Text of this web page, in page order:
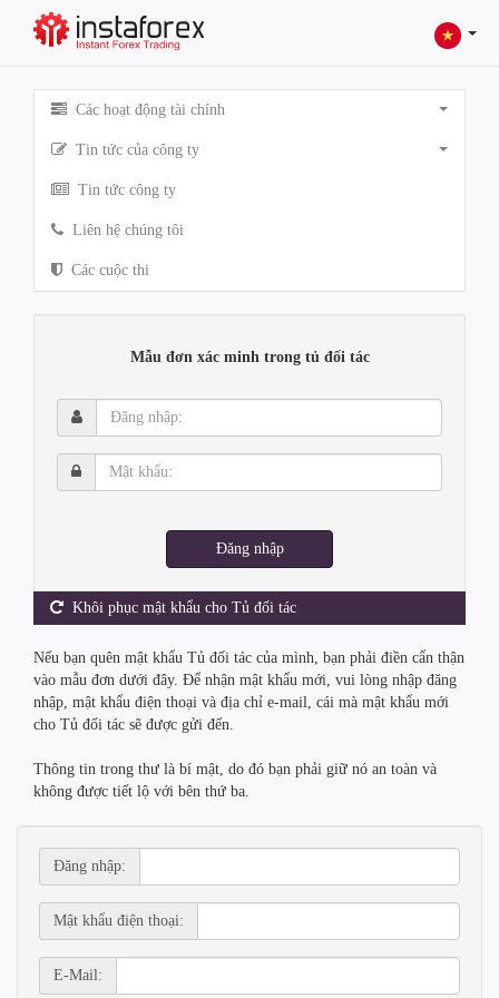
Các hoạt động tài chính
Tin tức của công ty
Tin tức công ty
Liên hệ chúng tôi
Các cuộc thi
Mẫu đơn xác minh trong tủ đối tác
Đăng
nhập:
Mật
khẩu:
Đăng nhập
Khôi phục mật khẩu cho Tủ đối tác
Nếu bạn quên mật khẩu Tủ đối tác của mình, bạn phải điền cẩn thận
vào mẫu đơn dưới đây. Để nhận mật khẩu mới, vui lòng nhập đăng
nhập, mật khẩu điện thoại và địa chỉ e-mail, cái mà mật khẩu mới
cho Tủ đối tác sẽ được gửi đến.
Thông tin trong thư là bí mật, do đó bạn phải giữ nó an toàn và
không được tiết lộ với bên thứ ba.
Đăng nhập:
Mật khẩu điện thoại:
E-Mail: